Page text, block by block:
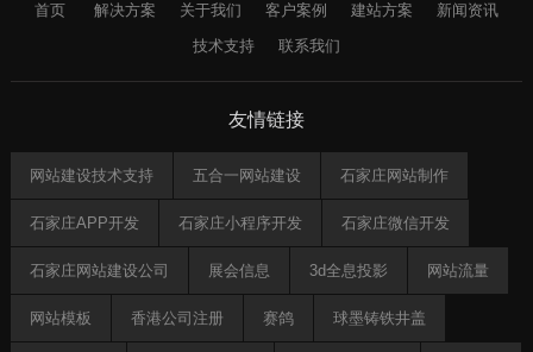
首页 解决方案 关于我们 客户案例 建站方案
新闻资讯
技术支持
联系我们
友情链接
网站建设技术支持 五合一网站建设 石家庄网站制作
石家庄APP开发 石家庄小程序开发 石家庄微信开发
石家庄网站建设公司 展会信息 3d全息投影 网站流量
网站模板 香港公司注册 赛鸽 球墨铸铁井盖